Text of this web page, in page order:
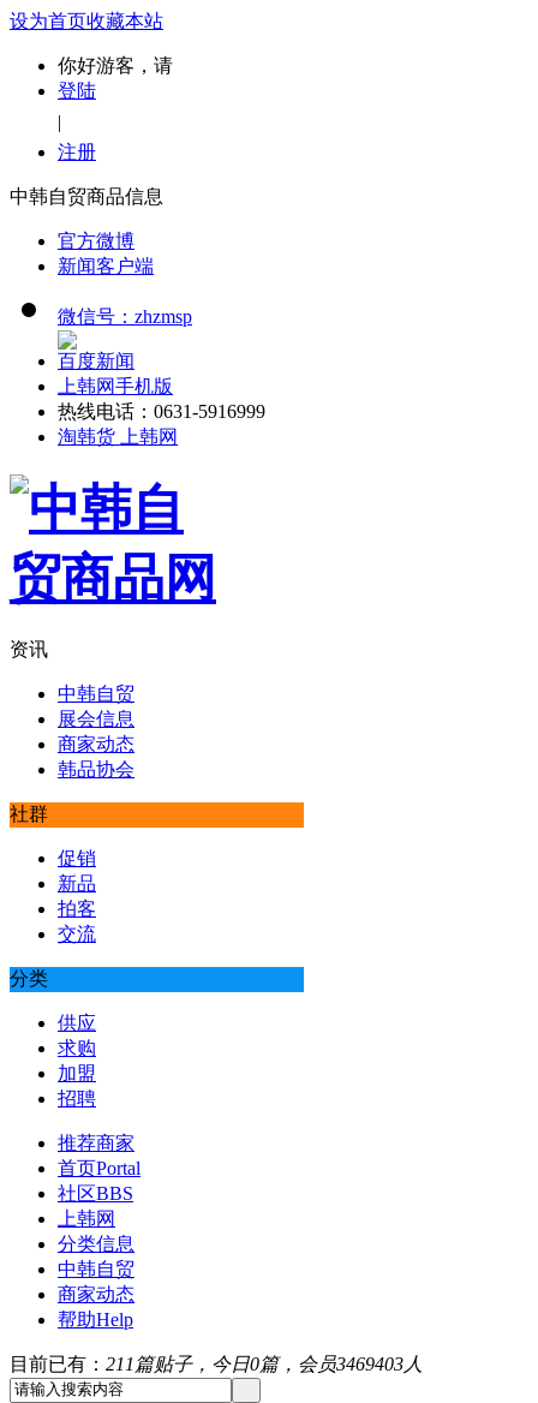
设为首页收藏本站
你好游客，请
登陆
|
注册
中韩自贸商品信息
官方微博
新闻客户端
微信号：zhzmsp
百度新闻
上韩网手机版
热线电话：0631-5916999
淘韩货 上韩网
资讯
中韩自贸
展会信息
商家动态
韩品协会
社群
促销
新品
拍客
交流
分类
供应
求购
加盟
招聘
推荐商家
首页Portal
社区BBS
上韩网
分类信息
中韩自贸
商家动态
帮助Help
目前已有： 211篇贴子，今日0篇，会员3469403人